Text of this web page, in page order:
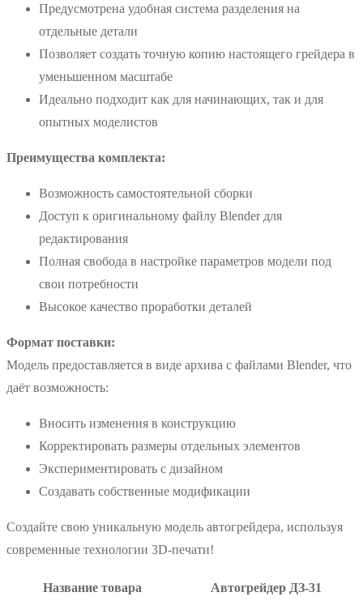
Предусмотрена удобная система разделения на
отдельные детали
Позволяет создать точную копию настоящего грейдера в
уменьшенном масштабе
Идеально подходит как для начинающих, так и для
опытных моделистов
Преимущества комплекта:
Возможность самостоятельной сборки
Доступ к оригинальному файлу Blender для
редактирования
Полная свобода в настройке параметров модели под
свои потребности
Высокое качество проработки деталей
Формат поставки:
Модель предоставляется в виде архива с файлами Blender, что
даёт возможность:
Вносить изменения в конструкцию
Корректировать размеры отдельных элементов
Экспериментировать с дизайном
Создавать собственные модификации
Создайте свою уникальную модель автогрейдера, используя
современные технологии 3D-печати!
Название товара Автогрейдер ДЗ-31